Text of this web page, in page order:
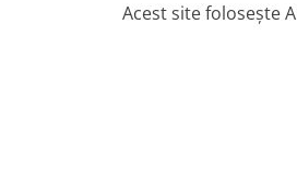
Acest site folosește